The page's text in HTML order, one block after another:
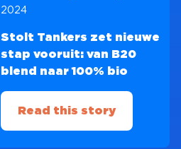
2024
Stolt Tankers zet nieuwe
stap vooruit: van B20
blend naar 100% bio
Read this story